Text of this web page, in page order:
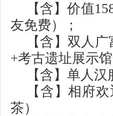
【含】价值
友免费）；
【含】双人
+考古遗址展示
【含】单人汉
【含】相府
茶）